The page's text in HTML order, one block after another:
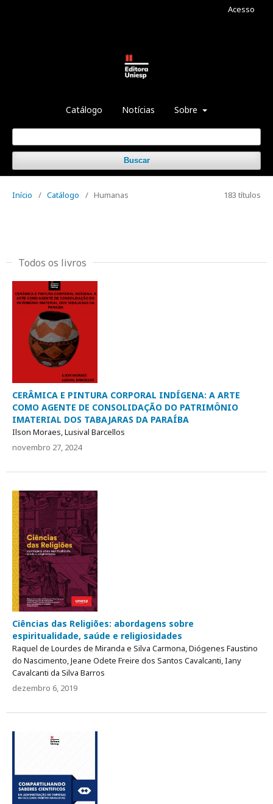
Catálogo Notícias Sobre
Buscar
Acesso
Início / Catálogo / Humanas 183 títulos
Todos os livros
CERÂMICA E PINTURA CORPORAL INDÍGENA: A ARTE
COMO AGENTE DE CONSOLIDAÇÃO DO PATRIMÔNIO
IMATERIAL DOS TABAJARAS DA PARAÍBA
Ilson Moraes, Lusival Barcellos
novembro 27, 2024
Ciências das Religiões: abordagens sobre
espiritualidade, saúde e religiosidades
Raquel de Lourdes de Miranda e Silva Carmona, Diógenes Faustino
do Nascimento, Jeane Odete Freire dos Santos Cavalcanti, Iany
Cavalcanti da Silva Barros
dezembro 6, 2019